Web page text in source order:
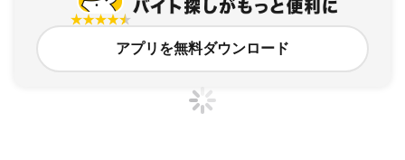
アプリを無料ダウンロード